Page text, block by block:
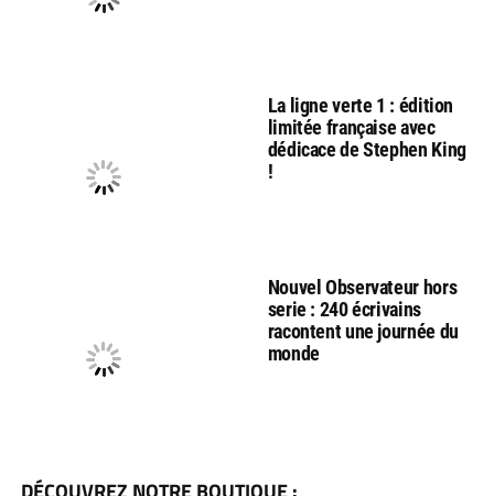
La ligne verte 1 : édition
limitée française avec
dédicace de Stephen King
!
Nouvel Observateur hors
serie : 240 écrivains
racontent une journée du
monde